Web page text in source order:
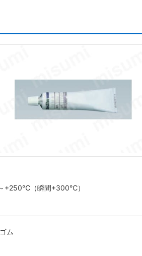
+250℃（瞬間+300℃）
ム